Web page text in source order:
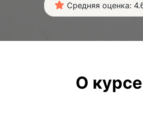
Средняя оценка:
О курсе